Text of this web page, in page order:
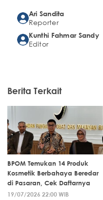
Ari Sandita
Reporter
Kunthi Fahmar Sandy
Editor
Berita Terkait
BPOM Temukan 14 Produk
Kosmetik Berbahaya Beredar
di Pasaran, Cek Daftarnya
19/07/2026 22:00 WIB